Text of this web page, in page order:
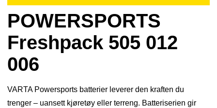
POWERSPORTS
Freshpack 505 012
006
VARTA Powersports batterier leverer den kraften du
trenger – uansett kjøretøy eller terreng. Batteriserien gir